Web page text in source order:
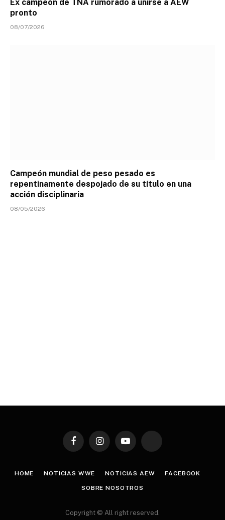
Ex campeón de TNA rumorado a unirse a AEW
pronto
08/07/2026
Campeón mundial de peso pesado es
repentinamente despojado de su título en una
acción disciplinaria
08/05/2026
FacebookInstagramYouTube TikTok
HOME NOTICIAS WWE NOTICIAS AEW FACEBOOK
SOBRE NOSOTROS
Copyright © All right reserved.